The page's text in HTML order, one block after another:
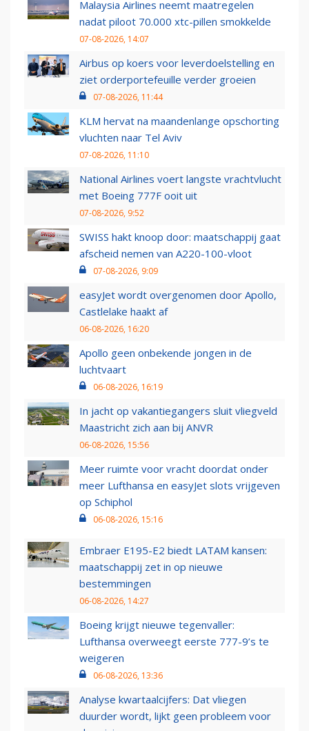
Malaysia Airlines neemt maatregelen
nadat piloot 70.000 xtc-pillen smokkelde
07-08-2026, 14:07
Airbus op koers voor leverdoelstelling en
ziet orderportefeuille verder groeien
07-08-2026, 11:44
KLM hervat na maandenlange opschorting
vluchten naar Tel Aviv
07-08-2026, 11:10
National Airlines voert langste vrachtvlucht
met Boeing 777F ooit uit
07-08-2026, 9:52
SWISS hakt knoop door: maatschappij gaat
afscheid nemen van A220-100-vloot
07-08-2026, 9:09
easyJet wordt overgenomen door Apollo,
Castlelake haakt af
06-08-2026, 16:20
Apollo geen onbekende jongen in de
luchtvaart
06-08-2026, 16:19
In jacht op vakantiegangers sluit vliegveld
Maastricht zich aan bij ANVR
06-08-2026, 15:56
Meer ruimte voor vracht doordat onder
meer Lufthansa en easyJet slots vrijgeven
op Schiphol
06-08-2026, 15:16
Embraer E195-E2 biedt LATAM kansen:
maatschappij zet in op nieuwe
bestemmingen
06-08-2026, 14:27
Boeing krijgt nieuwe tegenvaller:
Lufthansa overweegt eerste 777-9’s te
weigeren
06-08-2026, 13:36
Analyse kwartaalcijfers: Dat vliegen
duurder wordt, lijkt geen probleem voor